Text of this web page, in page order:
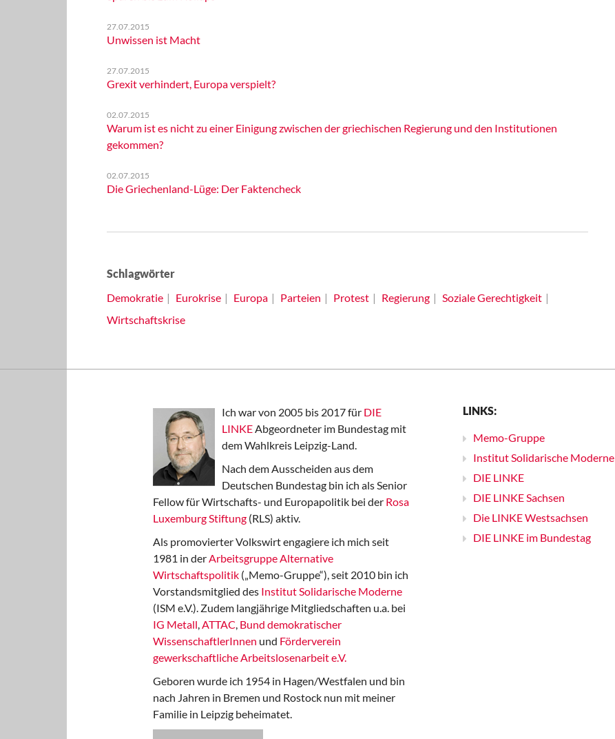
27.07.2015
Unwissen ist Macht
27.07.2015
Grexit verhindert, Europa verspielt?
02.07.2015
Warum ist es nicht zu einer Einigung zwischen der griechischen Regierung und den Institutionen
gekommen?
02.07.2015
Die Griechenland-Lüge: Der Faktencheck
Schlagwörter
Demokratie
Eurokrise Europa Parteien Protest Regierung
Soziale Gerechtigkeit
Wirtschaftskrise
Ich war von 2005 bis 2017 für DIE
LINKEAbgeordneter im Bundestag mit
dem Wahlkreis Leipzig-Land.
Nach dem Ausscheiden aus dem
Deutschen Bundestag bin ich als Senior
Fellow für Wirtschafts- und Europapolitik bei der Rosa
Luxemburg Stiftung (RLS) aktiv.
Als promovierter Volkswirt engagiere ich mich seit
1981 in derArbeitsgruppe Alternative
Wirtschaftspolitik („Memo-Gruppe“), seit 2010 bin ich
Vorstandsmitglied des Institut Solidarische Moderne
(ISM e.V.). Zudem langjährige Mitgliedschaften u.a. bei
IG Metall,ATTAC, Bund demokratischer
WissenschaftlerInnen und Förderverein
gewerkschaftliche Arbeitslosenarbeit e.V.
Geboren wurde ich 1954 in Hagen/Westfalen und bin
nach Jahren in Bremen und Rostock nun mit meiner
Familie in Leipzig beheimatet.
LINKS:
Memo-Gruppe
Institut Solidarische Moderne
DIE LINKE
DIE LINKE Sachsen
Die LINKE Westsachsen
DIE LINKE im Bundestag